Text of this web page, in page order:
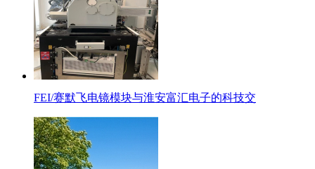
FEI/赛默飞电镜模块与淮安富汇电子的科技交